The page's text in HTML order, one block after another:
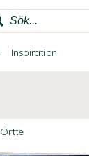
Inspiration
Örtte